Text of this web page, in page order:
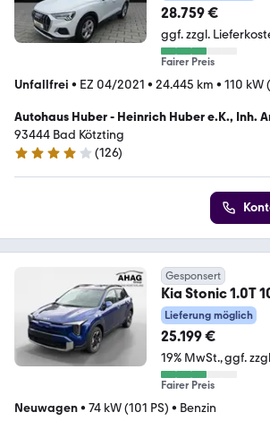
28.759 €
ggf. zzgl.
Fairer Preis
Unfallfrei • EZ 04/2021 • 24.445 km • 110 kW
Autohaus Huber - Heinrich Huber e.K., Inh.
Huber
93444 Bad Kötzting
3.9 Sterne
(126)
Gesponsert
Kia Stonic 1.0T
Vision
Lieferung möglich
25.199 €
19% MwSt. ggf.
Fairer Preis
Neuwagen• 74 kW (101 PS) • Benzin